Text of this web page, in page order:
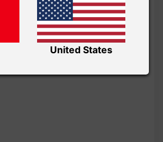
United States